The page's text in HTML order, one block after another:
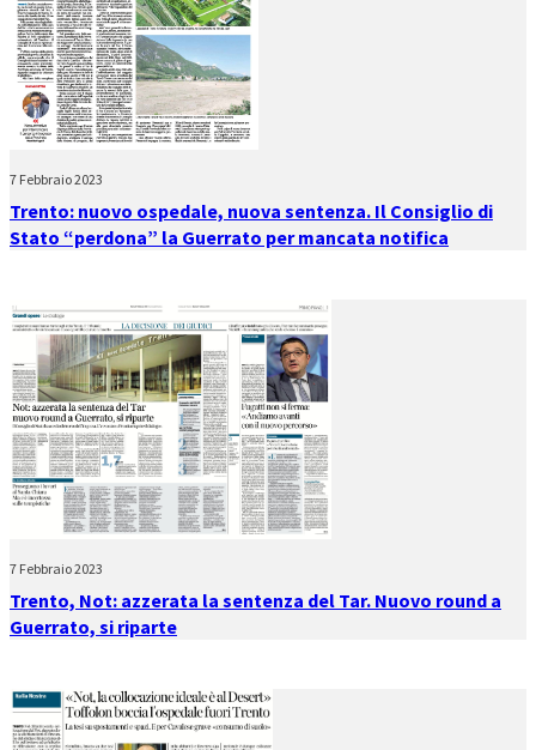
7 Febbraio 2023
Trento: nuovo ospedale, nuova sentenza. Il Consiglio di
Stato “perdona” la Guerrato per mancata notifica
7 Febbraio 2023
Trento, Not: azzerata la sentenza del Tar. Nuovo round a
Guerrato, si riparte